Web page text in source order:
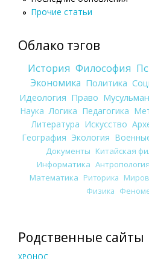
Прочие статьи
Облако тэгов
История Философия
Экономика Политика
Идеология Право
Наука Логика Педагогика
Литература Искусство
География Экология
Документы Китайская
Информатика Антропология
Математика Риторика
Физика
Родственные сайты
ХРОНОС